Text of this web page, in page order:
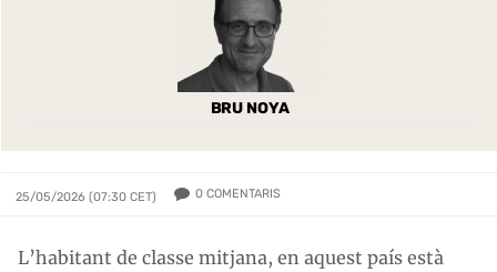
BRU NOYA
25/05/2026 (07:30 CET) 0 COMENTARIS
L’habitant de classe mitjana, en aquest país està